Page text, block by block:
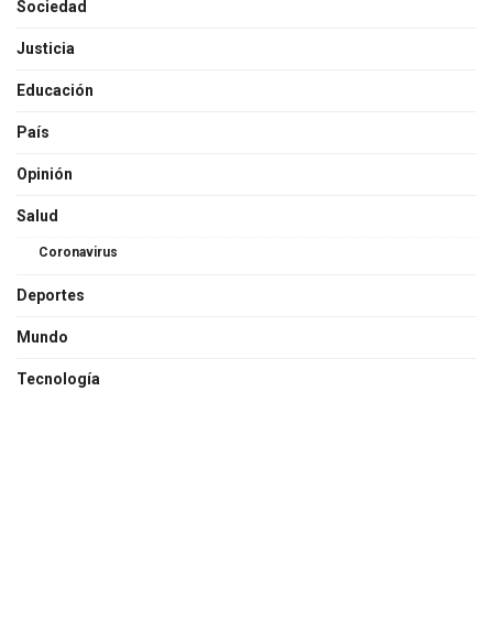
Sociedad
Justicia
Educación
País
Opinión
Salud
Coronavirus
Deportes
Mundo
Tecnología